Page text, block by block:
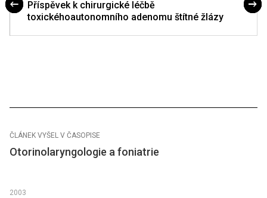
Příspěvek k chirurgické léčbě
toxickéhoautonomního adenomu štítné žlázy
ČLÁNEK VYŠEL V ČASOPISE
Otorinolaryngologie a foniatrie
2003